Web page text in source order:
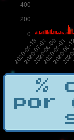
%
por